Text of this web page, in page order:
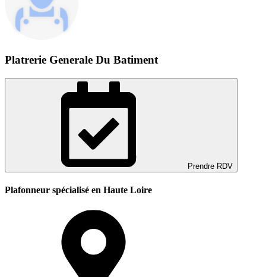
Platrerie Generale Du Batiment
Prendre RDV
Plafonneur spécialisé en Haute Loire